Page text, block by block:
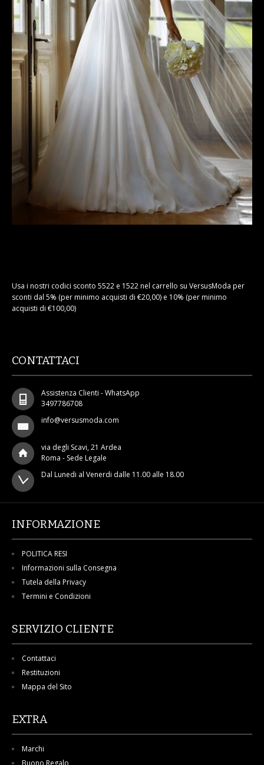
Usa i nostri codici sconto 5522 e 1522 nel carrello su VersusModa per
sconti dal 5% (per minimo acquisti di €20,00) e 10% (per minimo
acquisti di €100,00)
CONTATTACI
Assistenza Clienti - WhatsApp
3497786708
info@versusmoda.com
via degli Scavi, 21 Ardea
Roma - Sede Legale
Dal Lunedi al Venerdi dalle 11.00 alle 18.00
INFORMAZIONE
POLITICA RESI
Informazioni sulla Consegna
Tutela della Privacy
Termini e Condizioni
SERVIZIO CLIENTE
Contattaci
Restituzioni
Mappa del Sito
EXTRA
Marchi
Buono Regalo